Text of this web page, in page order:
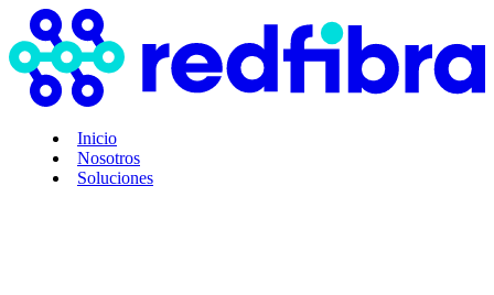
Inicio
Nosotros
Soluciones